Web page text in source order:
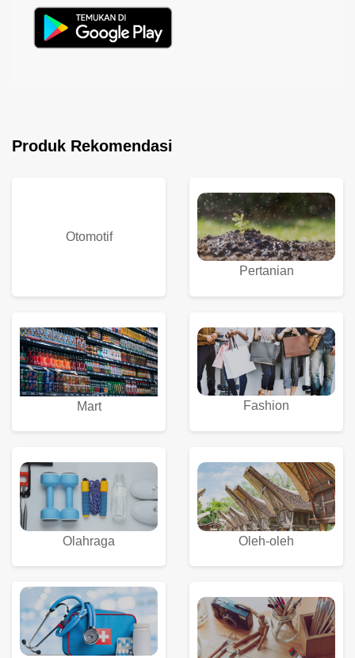
Produk Rekomendasi
Otomotif
Pertanian
Mart Fashion
Olahraga Oleh-oleh